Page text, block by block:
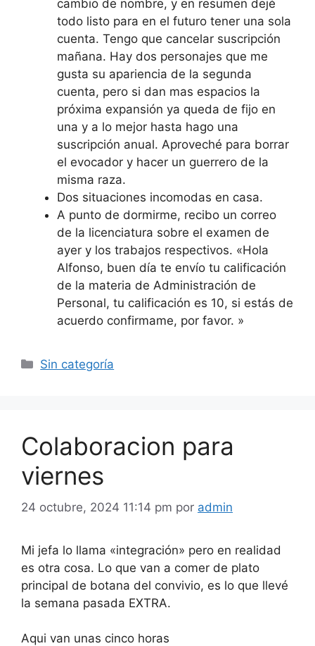
cambio de nombre, y en resumen dejé
todo listo para en el futuro tener una sola
cuenta. Tengo que cancelar suscripción
mañana. Hay dos personajes que me
gusta su apariencia de la segunda
cuenta, pero si dan mas espacios la
próxima expansión ya queda de fijo en
una y a lo mejor hasta hago una
suscripción anual. Aproveché para borrar
el evocador y hacer un guerrero de la
misma raza.
Dos situaciones incomodas en casa.
A punto de dormirme, recibo un correo
de la licenciatura sobre el examen de
ayer y los trabajos respectivos. «Hola
Alfonso, buen día te envío tu calificación
de la materia de Administración de
Personal, tu calificación es 10, si estás de
acuerdo confirmame, por favor. »
Categorías
Sin categoría
Colaboracion para
viernes
24 octubre, 2024 11:14 pm por admin
Mi jefa lo llama «integración» pero en realidad
es otra cosa. Lo que van a comer de plato
principal de botana del convivio, es lo que llevé
la semana pasada EXTRA.
Aqui van unas cinco horas